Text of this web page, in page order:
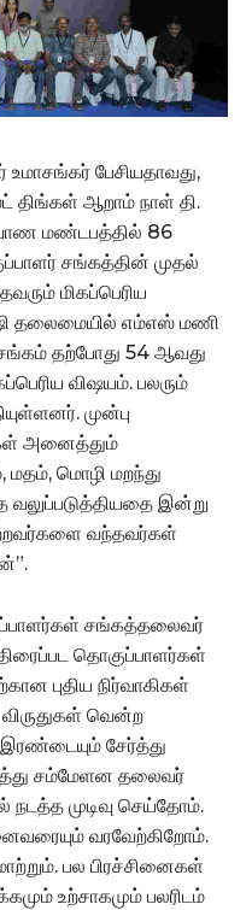
பேசியதாவது,
ஆறாம் நாள் தி.
மண்டபத்தில் 86
சங்கத்தின் முதல்
மிகப்பெரிய
தலைமையில் எம்எஸ் மணி
தற்போது 54 ஆவது
விஷயம். பலரும்
முன்பு
அனைத்தும்
மொழி மறந்து
இன்று
வந்தவர்கள்
சங்கத்தலைவர்
தொகுப்பாளர்கள்
புதிய நிர்வாகிகள்
விருதுகள் வென்ற
இரண்டையும் சேர்த்து
சம்மேளன தலைவர்
முடிவு செய்தோம்.
வரவேற்கிறோம்.
பல பிரச்சினைகள்
உற்சாகமும் பலரிடம்